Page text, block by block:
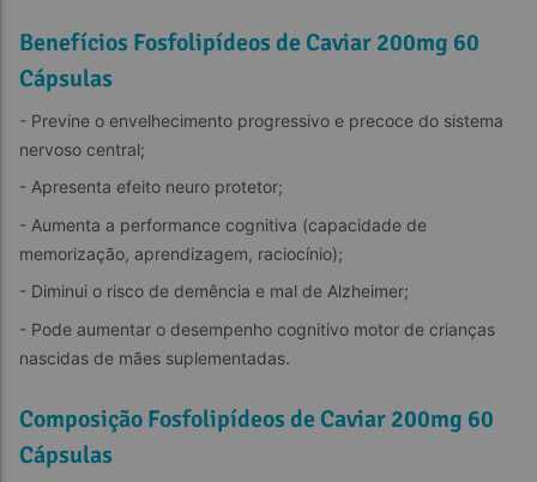
Benefícios Fosfolipídeos de Caviar 200mg 60
Cápsulas
- Previne o envelhecimento progressivo e precoce do sistema
nervoso central;
- Apresenta efeito neuro protetor;
- Aumenta a performance cognitiva (capacidade de
memorização, aprendizagem, raciocínio);
- Diminui o risco de demência e mal de Alzheimer;
- Pode aumentar o desempenho cognitivo motor de crianças
nascidas de mães suplementadas.
Composição Fosfolipídeos de Caviar 200mg 60
Cápsulas